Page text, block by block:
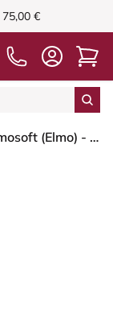
€
HÅG Capisco 8106 - Elmosoft (Elmo) - Cuir semi-aniline - EL33004 - Cognac - Blush Rose - 200 mm (hauteur d’assise 46–64 cm) - Roues souples pour sols durs